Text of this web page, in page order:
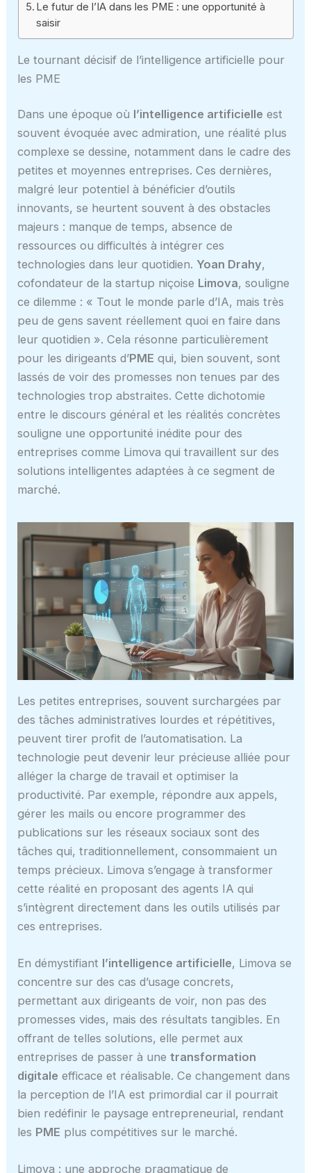
Le futur de l’IA dans les PME : une opportunité à
saisir
Le tournant décisif de l’intelligence artificielle pour
les PME
Dans une époque où l’intelligence artificielle est
souvent évoquée avec admiration, une réalité plus
complexe se dessine, notamment dans le cadre des
petites et moyennes entreprises. Ces dernières,
malgré leur potentiel à bénéficier d’outils
innovants, se heurtent souvent à des obstacles
majeurs : manque de temps, absence de
ressources ou difficultés à intégrer ces
technologies dans leur quotidien. Yoan Drahy,
cofondateur de la startup niçoise Limova, souligne
ce dilemme : « Tout le monde parle d’IA, mais très
peu de gens savent réellement quoi en faire dans
leur quotidien ». Cela résonne particulièrement
pour les dirigeants d’PME qui, bien souvent, sont
lassés de voir des promesses non tenues par des
technologies trop abstraites. Cette dichotomie
entre le discours général et les réalités concrètes
souligne une opportunité inédite pour des
entreprises comme Limova qui travaillent sur des
solutions intelligentes adaptées à ce segment de
marché.
Les petites entreprises, souvent surchargées par
des tâches administratives lourdes et répétitives,
peuvent tirer profit de l’automatisation. La
technologie peut devenir leur précieuse alliée pour
alléger la charge de travail et optimiser la
productivité. Par exemple, répondre aux appels,
gérer les mails ou encore programmer des
publications sur les réseaux sociaux sont des
tâches qui, traditionnellement, consommaient un
temps précieux. Limova s’engage à transformer
cette réalité en proposant des agents IA qui
s’intègrent directement dans les outils utilisés par
ces entreprises.
En démystifiant l’intelligence artificielle, Limova se
concentre sur des cas d’usage concrets,
permettant aux dirigeants de voir, non pas des
promesses vides, mais des résultats tangibles. En
offrant de telles solutions, elle permet aux
entreprises de passer à unetransformation
digitale efficace et réalisable. Ce changement dans
la perception de l’IA est primordial car il pourrait
bien redéfinir le paysage entrepreneurial, rendant
les PME plus compétitives sur le marché.
Limova : une approche pragmatique de